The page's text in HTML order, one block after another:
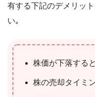
有する下記のデメリッ
い｡
株価が下落する
株の売却タイミ